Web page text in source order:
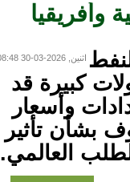
اثنين, 2026-03-30 08:48
كبيرة قد
وأسعار
بشأن تأثير
العالمي.